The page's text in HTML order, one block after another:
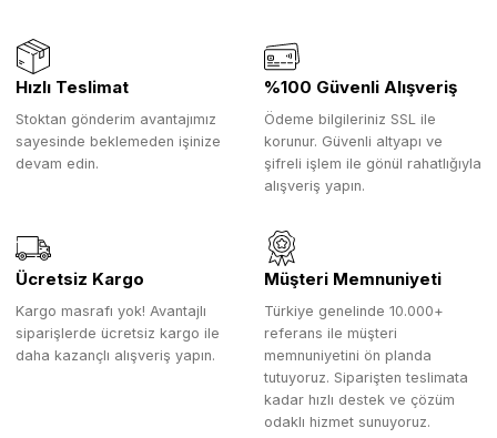
Hızlı Teslimat
Stoktan gönderim avantajımız
sayesinde beklemeden işinize
devam edin.
%100 Güvenli Alışveriş
Ödeme bilgileriniz SSL ile
korunur. Güvenli altyapı ve
şifreli işlem ile gönül rahatlığıyla
alışveriş yapın.
Ücretsiz Kargo
Kargo masrafı yok! Avantajlı
siparişlerde ücretsiz kargo ile
daha kazançlı alışveriş yapın.
Müşteri Memnuniyeti
Türkiye genelinde 10.000+
referans ile müşteri
memnuniyetini ön planda
tutuyoruz. Siparişten teslimata
kadar hızlı destek ve çözüm
odaklı hizmet sunuyoruz.